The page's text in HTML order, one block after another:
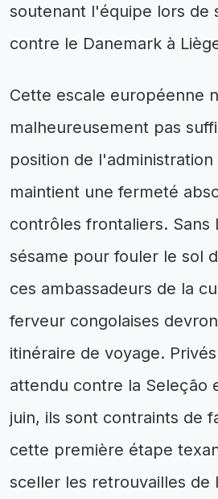
soutenant l'équipe lors de
contre le Danemark à
Cette escale européenne
malheureusement pas
position de l'administration
maintient une fermeté
contrôles frontaliers. Sans
sésame pour fouler le sol
ces ambassadeurs de la
ferveur congolaises
itinéraire de voyage.
attendu contre la Seleção
juin, ils sont contraints de
cette première étape
sceller les retrouvailles de